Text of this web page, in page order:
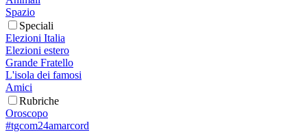
Spazio
Speciali
Elezioni Italia
Elezioni estero
Grande Fratello
L'isola dei famosi
Amici
Rubriche
Oroscopo
#tgcom24amarcord